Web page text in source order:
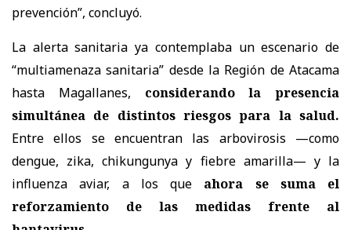
prevención”, concluyó.
La alerta sanitaria ya contemplaba un escenario de
“multiamenaza sanitaria” desde la Región de Atacama
hasta Magallanes, considerando la presencia
simultánea de distintos riesgos para la salud.
Entre ellos se encuentran las arbovirosis —como
dengue, zika, chikungunya y fiebre amarilla— y la
influenza aviar, a los que ahora se suma el
reforzamiento de las medidas frente al